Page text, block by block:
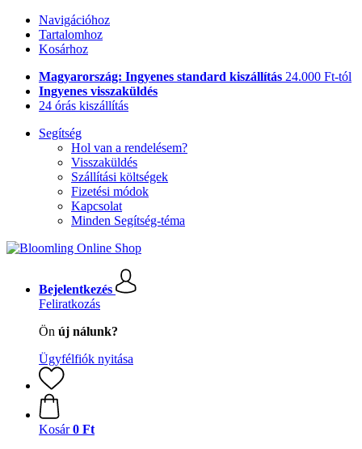
Navigációhoz
Tartalomhoz
Kosárhoz
Magyarország: Ingyenes standard kiszállítás 24.000 Ft-tól
Ingyenes visszaküldés
24 órás kiszállítás
Segítség
Hol van a rendelésem?
Visszaküldés
Szállítási költségek
Fizetési módok
Kapcsolat
Minden Segítség-téma
Bejelentkezés
Feliratkozás
Ön új nálunk?
Ügyfélfiók nyitása
Kosár 0 Ft